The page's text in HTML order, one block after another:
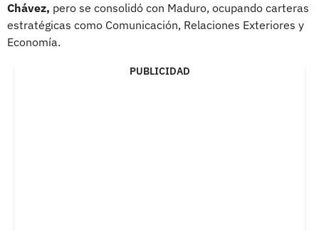
Chávez, pero se consolidó con Maduro, ocupando carteras
estratégicas como Comunicación, Relaciones Exteriores y
Economía.
PUBLICIDAD